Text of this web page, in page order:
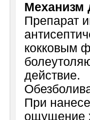
Механизм
Препарат
кокковым
действие.
При
ощущение